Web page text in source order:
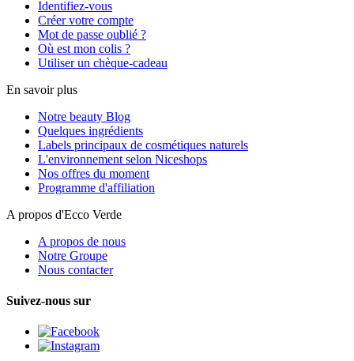
Identifiez-vous
Créer votre compte
Mot de passe oublié ?
Où est mon colis ?
Utiliser un chèque-cadeau
En savoir plus
Notre beauty Blog
Quelques ingrédients
Labels principaux de cosmétiques naturels
L'environnement selon Niceshops
Nos offres du moment
Programme d'affiliation
A propos d'Ecco Verde
A propos de nous
Notre Groupe
Nous contacter
Suivez-nous sur